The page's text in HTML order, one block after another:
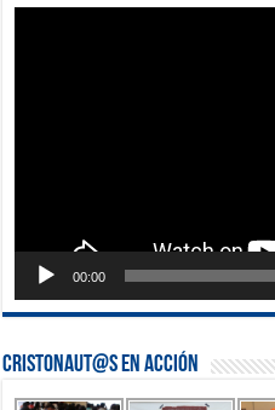
00:00
Cristonaut@s en Acción